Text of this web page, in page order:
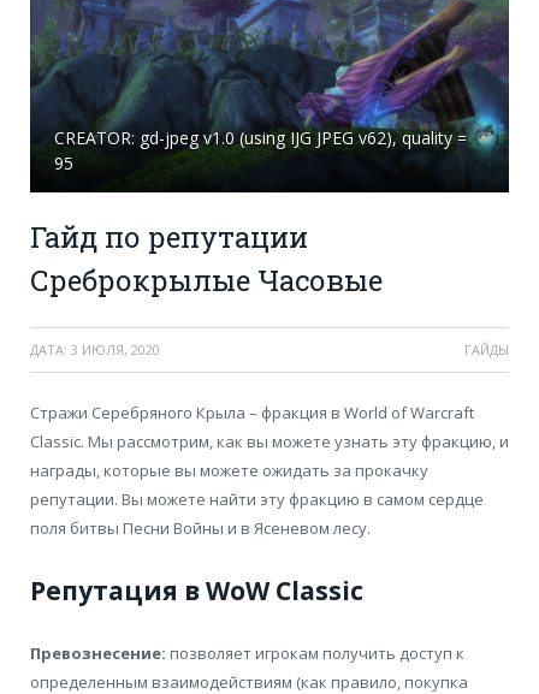
CREATOR: gd-jpeg v1.0 (using IJG JPEG v62), quality =
95
Гайд по репутации
Среброкрылые Часовые
ДАТА: 3 ИЮЛЯ, 2020 ГАЙДЫ
Стражи Серебряного Крыла – фракция в World of Warcraft
Classic. Мы рассмотрим, как вы можете узнать эту фракцию, и
награды, которые вы можете ожидать за прокачку
репутации. Вы можете найти эту фракцию в самом сердце
поля битвы Песни Войны и в Ясеневом лесу.
Репутация в WoW Classic
Превознесение: позволяет игрокам получить доступ к
определенным взаимодействиям (как правило, покупка